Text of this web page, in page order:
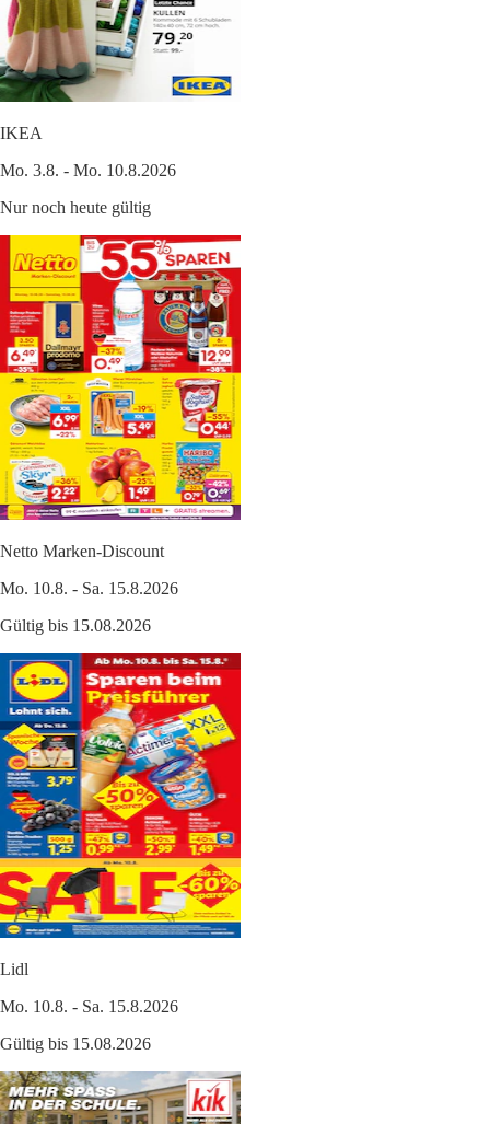
IKEA
Mo. 3.8. - Mo. 10.8.2026
Nur noch heute gültig
Netto Marken-Discount
Mo. 10.8. - Sa. 15.8.2026
Gültig bis 15.08.2026
Lidl
Mo. 10.8. - Sa. 15.8.2026
Gültig bis 15.08.2026